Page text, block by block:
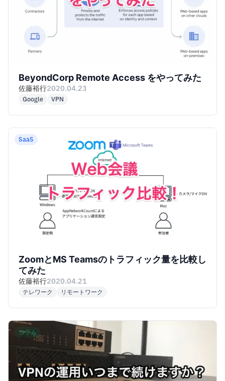
BeyondCorp Remote Access をやってみた
佐藤裕行2020.04.23
Google VPN
SaaS
ZoomとMS Teamsのトラフィック量を比較し
てみた
佐藤裕行2020.04.21
テレワーク リモートワーク
コラム